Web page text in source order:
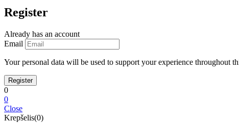
Register
Already has an account
Email
Your personal data will be used to support your experience throughout
0
0
Close
Krepšelis(0)